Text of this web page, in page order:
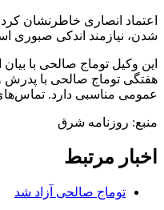
اعتماد انصاری خاطرنشان
شدن، نیازمند اندکی صبوری
این وکیل توماج صالحی با
عمومی مناسبی دارد.
منبع: روزنامه شرق
اخبار مرتبط
توماج صالحی آزاد شد